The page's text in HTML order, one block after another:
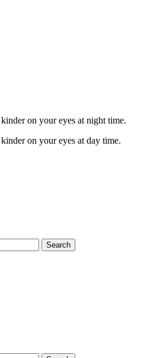
on your eyes at night time.
on your eyes at day time.
Search